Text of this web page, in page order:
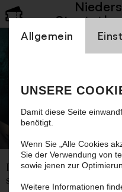
Einstellung
Allgemein
UNSERE
Damit diese Seite
benötigt.
Wenn Sie „Alle Cookies
Sie der Verwendung von
sowie jenen zur
Weitere Informationen
Der erste Jahrgang
singt Arien und